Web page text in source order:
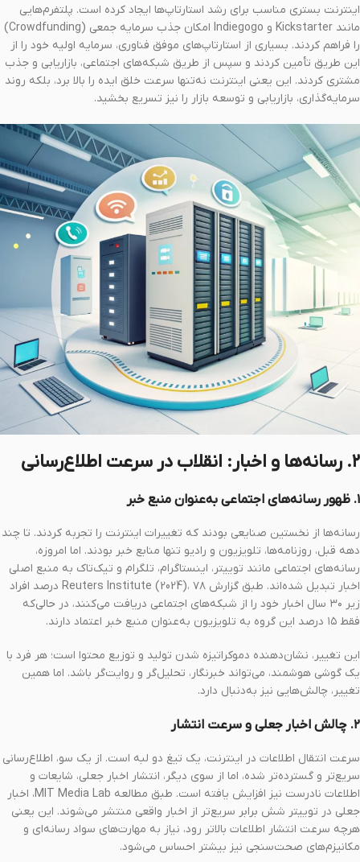
اینترنت بستری مناسب برای رشد استارتاپ‌ها ایجاد کرده است. پلتفرم‌هایی
مانند Kickstarter و Indiegogo امکان جذب سرمایه جمعی (Crowdfunding)
را فراهم کردند. بسیاری از استارتاپ‌های موفق فناوری، سرمایه اولیه خود را از
این طریق تأمین کردند و سپس از طریق شبکه‌های اجتماعی، بازاریابی و جذب
مشتری کردند. این یعنی اینترنت نه‌تنها سرعت خلق ایده را بالا برد، بلکه روند
سرمایه‌گذاری، بازاریابی و توسعه بازار را نیز تسریع بخشید.
۲. رسانه‌ها و اخبار: انقلاب در سرعت اطلاع‌رسانی
۱. ظهور رسانه‌های اجتماعی به‌عنوان منبع خبر
رسانه‌ها از نخستین صنایعی بودند که تغییرات اینترنت را تجربه کردند. تا چند
دهه قبل، روزنامه‌ها، تلویزیون و رادیو تنها منابع خبر بودند. اما امروزه،
رسانه‌های اجتماعی مانند توییتر، اینستاگرام، تلگرام و تیک‌تاک به منبع اصلی
اخبار تبدیل شده‌اند. طبق گزارش Reuters Institute (2024)، ۷۸ درصد افراد
زیر ۳۰ سال اخبار خود را از شبکه‌های اجتماعی دریافت می‌کنند، در حالی‌که
فقط ۱۵ درصد این گروه به تلویزیون به‌عنوان منبع خبر اعتماد دارند.
این تغییر، نشان‌دهنده دموکراتیزه شدن تولید و توزیع محتوا است؛ هر فرد با
یک گوشی هوشمند، می‌تواند خبرنگار، تحلیل‌گر و روایت‌گر باشد. اما همین
تغییر، چالش‌هایی نیز به‌دنبال دارد.
۲. چالش اخبار جعلی و سرعت انتشار
سرعت انتقال اطلاعات در اینترنت، یک تیغ دو لبه است. از یک سو، اطلاع‌رسانی
سریع‌تر و گسترده‌تر شده، اما از سوی دیگر، انتشار اخبار جعلی، شایعات و
اطلاعات نادرست نیز افزایش یافته است. طبق مطالعه MIT Media Lab، اخبار
جعلی در توییتر شش برابر سریع‌تر از اخبار واقعی منتشر می‌شوند. این یعنی
هرچه سرعت انتشار اطلاعات بالاتر رود، نیاز به مهارت‌های سواد رسانه‌ای و
مکانیزم‌های صحت‌سنجی نیز بیشتر احساس می‌شود.